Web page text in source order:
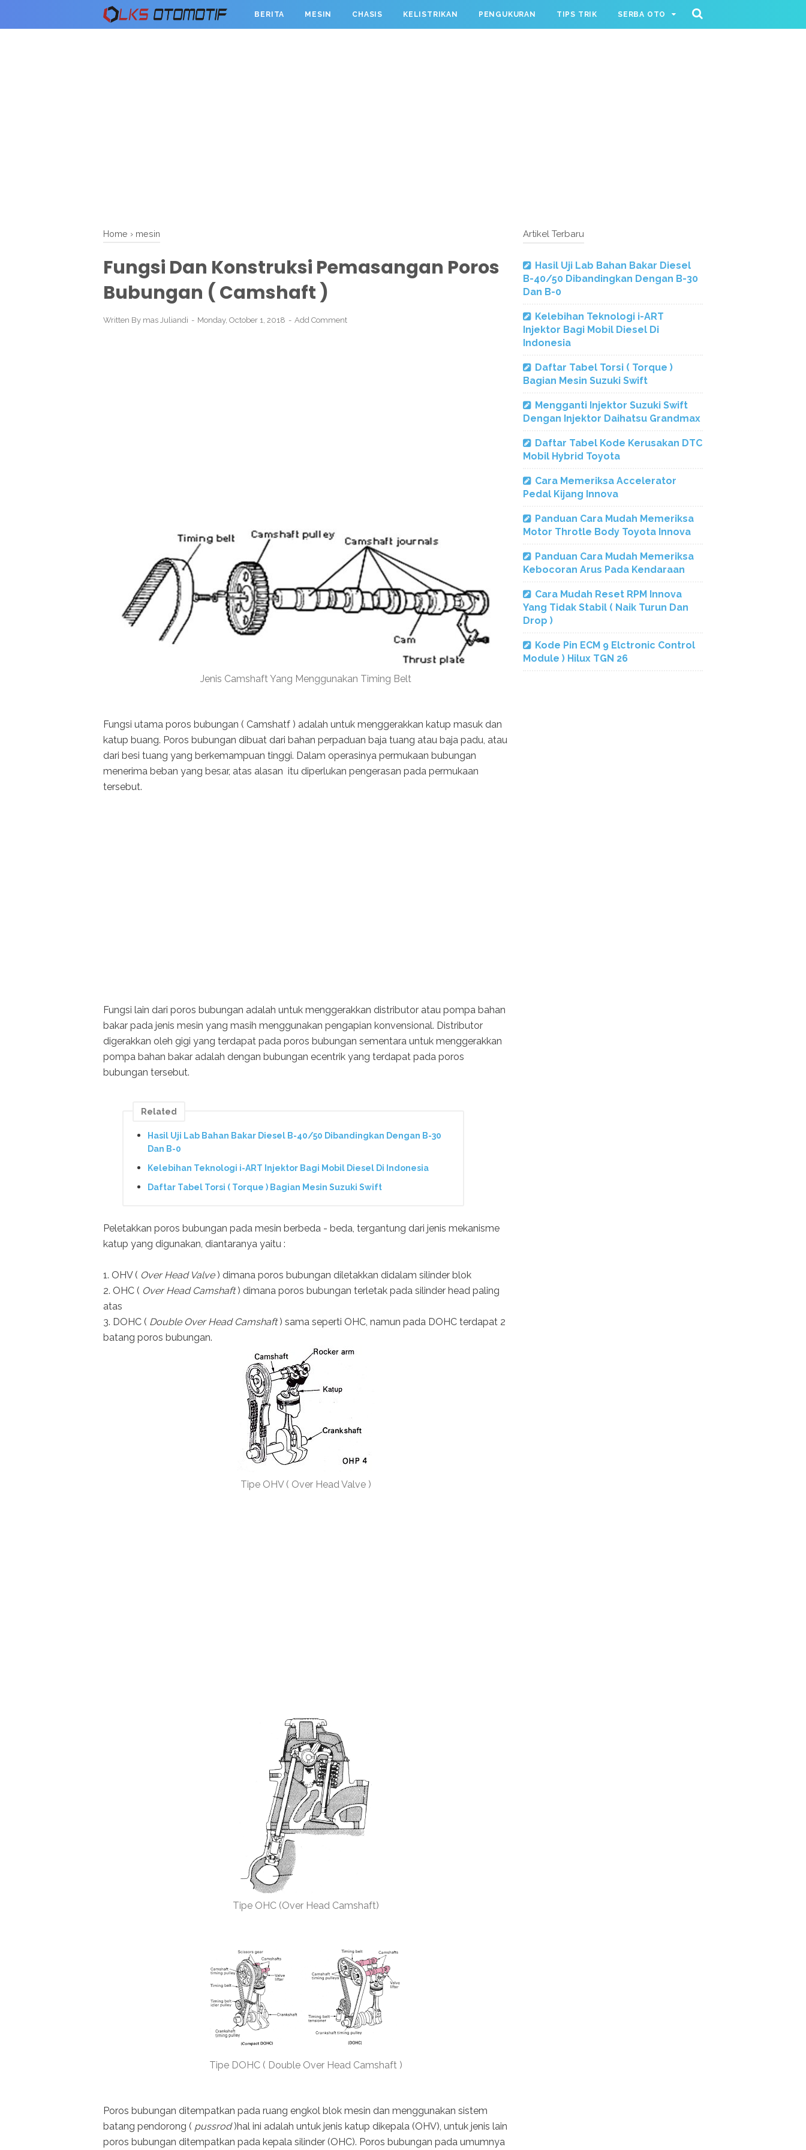
BERITA MESIN CHASIS KELISTRIKAN PENGUKURAN TIPS TRIK SERBA OTO
Home › mesin
Fungsi Dan Konstruksi Pemasangan Poros
Bubungan ( Camshaft )
Written By mas Juliandi Monday, October 1, 2018 Add Comment
Jenis Camshaft Yang Menggunakan Timing Belt
Fungsi utama poros bubungan ( Camshatf ) adalah untuk menggerakkan katup masuk dan
katup buang. Poros bubungan dibuat dari bahan perpaduan baja tuang atau baja padu, atau
dari besi tuang yang berkemampuan tinggi. Dalam operasinya permukaan bubungan
menerima beban yang besar, atas alasan itu diperlukan pengerasan pada permukaan
tersebut.
Fungsi lain dari poros bubungan adalah untuk menggerakkan distributor atau pompa bahan
bakar pada jenis mesin yang masih menggunakan pengapian konvensional. Distributor
digerakkan oleh gigi yang terdapat pada poros bubungan sementara untuk menggerakkan
pompa bahan bakar adalah dengan bubungan ecentrik yang terdapat pada poros
bubungan tersebut.
Related
Hasil Uji Lab Bahan Bakar Diesel B-40/50 Dibandingkan Dengan B-30
Dan B-0
Kelebihan Teknologi i-ART Injektor Bagi Mobil Diesel Di Indonesia
Daftar Tabel Torsi ( Torque ) Bagian Mesin Suzuki Swift
Peletakkan poros bubungan pada mesin berbeda - beda, tergantung dari jenis mekanisme
katup yang digunakan, diantaranya yaitu :
1. OHV ( Over Head Valve) dimana poros bubungan diletakkan didalam silinder blok
2. OHC ( Over Head Camshaft) dimana poros bubungan terletak pada silinder head paling
atas
3. DOHC ( Double Over Head Camshaft) sama seperti OHC, namun pada DOHC terdapat 2
batang poros bubungan.
Tipe OHV ( Over Head Valve )
Tipe OHC (Over Head Camshaft)
Tipe DOHC ( Double Over Head Camshaft )
Poros bubungan ditempatkan pada ruang engkol blok mesin dan menggunakan sistem
batang pendorong ( pussrod)hal ini adalah untuk jenis katup dikepala (OHV), untuk jenis lain
poros bubungan ditempatkan pada kepala silinder (OHC). Poros bubungan pada umumnya
Artikel Terbaru
Hasil Uji Lab Bahan Bakar Diesel
B-40/50 Dibandingkan Dengan B-30
Dan B-0
Kelebihan Teknologi i-ART
Injektor Bagi Mobil Diesel Di
Indonesia
Daftar Tabel Torsi ( Torque )
Bagian Mesin Suzuki Swift
Mengganti Injektor Suzuki Swift
Dengan Injektor Daihatsu Grandmax
Daftar Tabel Kode Kerusakan DTC
Mobil Hybrid Toyota
Cara Memeriksa Accelerator
Pedal Kijang Innova
Panduan Cara Mudah Memeriksa
Motor Throtle Body Toyota Innova
Panduan Cara Mudah Memeriksa
Kebocoran Arus Pada Kendaraan
Cara Mudah Reset RPM Innova
Yang Tidak Stabil ( Naik Turun Dan
Drop )
Kode Pin ECM 9 Elctronic Control
Module ) Hilux TGN 26